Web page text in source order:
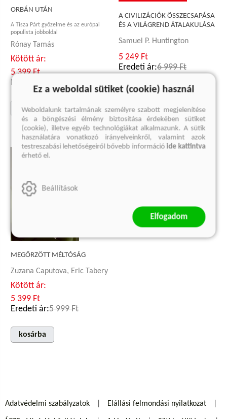
ORBÁN UTÁN
A Tisza Párt győzelme és az európai
populista jobboldal
Rónay Tamás
Kötött ár:
5 399 Ft
Eredeti ár:
kosárba
A CIVILIZÁCIÓK ÖSSZECSAPÁSA
ÉS A VILÁGREND ÁTALAKULÁSA
Samuel P. Huntington
5 249 Ft
Eredeti ár:6 999 Ft
kosárba
MEGŐRZÖTT MÉLTÓSÁG
Zuzana Caputova, Eric Tabery
Kötött ár:
5 399 Ft
Eredeti ár:5 999 Ft
kosárba
Adatvédelmi szabályzatok Elállási felmondási nyilatkozat
Ez a weboldal sütiket (cookie) használ
Weboldalunk tartalmának személyre szabott megjelenítése
és a böngészési élmény biztosítása érdekében sütiket
(cookie), illetve egyéb technológiákat alkalmazunk. A sütik
használatára vonatkozó irányelveinkről, valamint azok
testreszabási lehetőségeiről bővebb információ ide kattintva
érhető el.
Beállítások
Elfogadom